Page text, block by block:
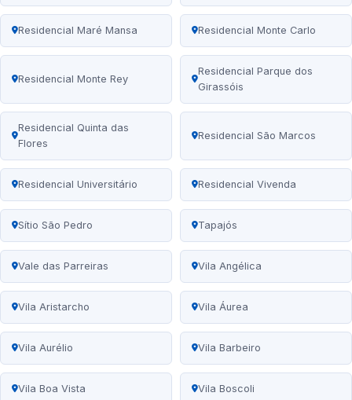
Residencial Maré Mansa Residencial Monte Carlo
Residencial Monte Rey
Residencial Parque dos
Girassóis
Residencial Quinta das
Flores
Residencial São Marcos
Residencial Universitário Residencial Vivenda
Sítio São Pedro Tapajós
Vale das Parreiras Vila Angélica
Vila Aristarcho Vila Áurea
Vila Aurélio Vila Barbeiro
Vila Boa Vista Vila Boscoli